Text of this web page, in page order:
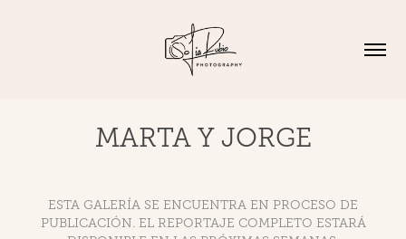
MARTA Y JORGE
ESTA GALERÍA SE ENCUENTRA EN PROCESO DE
PUBLICACIÓN. EL REPORTAJE COMPLETO ESTARÁ